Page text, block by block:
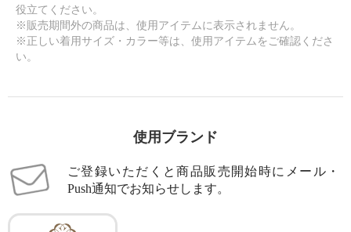
役立てください。
※販売期間外の商品は、使用アイテムに表示されません。
※正しい着用サイズ・カラー等は、使用アイテムをご確認くださ
い。
使用ブランド
ご登録いただくと商品販売開始時にメール・
Push通知でお知らせします。